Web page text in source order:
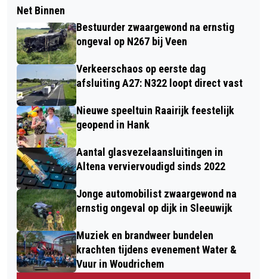
Net Binnen
Bestuurder zwaargewond na ernstig
ongeval op N267 bij Veen
Verkeerschaos op eerste dag
afsluiting A27: N322 loopt direct vast
Nieuwe speeltuin Raairijk feestelijk
geopend in Hank
Aantal glasvezelaansluitingen in
Altena verviervoudigd sinds 2022
Jonge automobilist zwaargewond na
ernstig ongeval op dijk in Sleeuwijk
Muziek en brandweer bundelen
krachten tijdens evenement Water &
Vuur in Woudrichem